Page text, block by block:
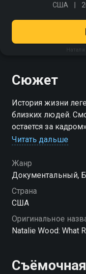
США
Сюжет
История жизни
близких людей.
остается за
можете в подписке
Читать дальше
Жанр
Документальный,
Страна
США
Оригинальное
Natalie Wood: What